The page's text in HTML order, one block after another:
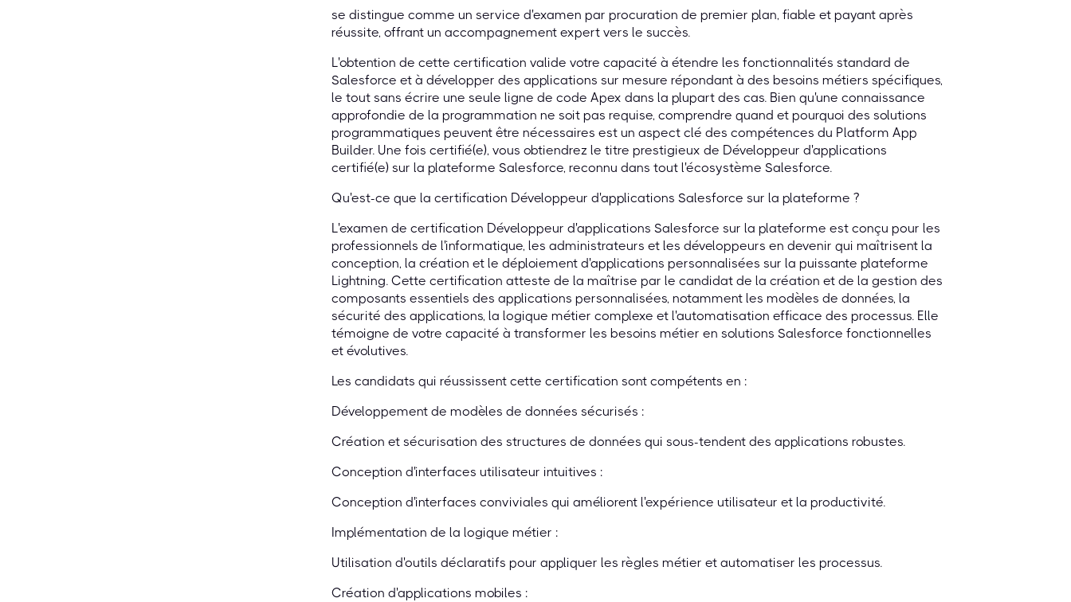
se distingue comme un service d'examen par procuration de premier plan, fiable et payant après
réussite, offrant un accompagnement expert vers le succès.
L'obtention de cette certification valide votre capacité à étendre les fonctionnalités standard de
Salesforce et à développer des applications sur mesure répondant à des besoins métiers spécifiques,
le tout sans écrire une seule ligne de code Apex dans la plupart des cas. Bien qu'une connaissance
approfondie de la programmation ne soit pas requise, comprendre quand et pourquoi des solutions
programmatiques peuvent être nécessaires est un aspect clé des compétences du Platform App
Builder. Une fois certifié(e), vous obtiendrez le titre prestigieux de Développeur d'applications
certifié(e) sur la plateforme Salesforce, reconnu dans tout l'écosystème Salesforce.
Qu'est-ce que la certification Développeur d'applications Salesforce sur la plateforme ?
L'examen de certification Développeur d'applications Salesforce sur la plateforme est conçu pour les
professionnels de l'informatique, les administrateurs et les développeurs en devenir qui maîtrisent la
conception, la création et le déploiement d'applications personnalisées sur la puissante plateforme
Lightning. Cette certification atteste de la maîtrise par le candidat de la création et de la gestion des
composants essentiels des applications personnalisées, notamment les modèles de données, la
sécurité des applications, la logique métier complexe et l'automatisation efficace des processus. Elle
témoigne de votre capacité à transformer les besoins métier en solutions Salesforce fonctionnelles
et évolutives.
Les candidats qui réussissent cette certification sont compétents en :
Développement de modèles de données sécurisés :
Création et sécurisation des structures de données qui sous-tendent des applications robustes.
Conception d'interfaces utilisateur intuitives :
Conception d'interfaces conviviales qui améliorent l'expérience utilisateur et la productivité.
Implémentation de la logique métier :
Utilisation d'outils déclaratifs pour appliquer les règles métier et automatiser les processus.
Création d'applications mobiles :